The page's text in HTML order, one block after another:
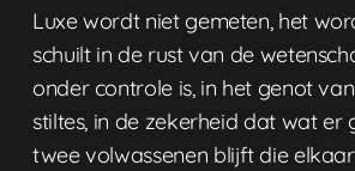
Luxe wordt niet gemeten, het
schuilt in de rust van de
onder controle is, in het genot
stiltes, in de zekerheid dat wat er
twee volwassenen blijft die